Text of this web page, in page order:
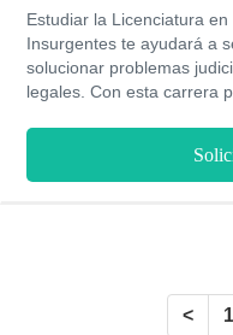
Estudiar la Licenciatura
Insurgentes te ayudará a
solucionar problemas
legales. Con esta carrera
modalidad en línea
cual es una excelente
< 1